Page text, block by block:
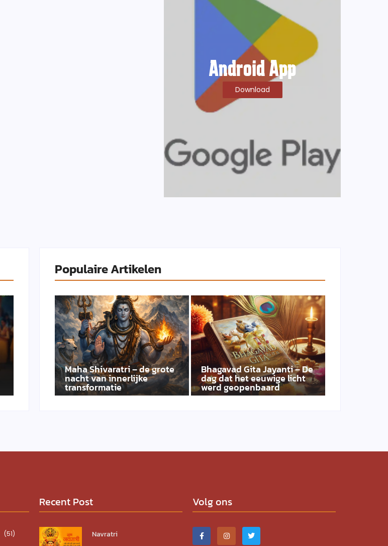
Android App
Download
Populaire Artikelen
Maha Shivaratri – de grote
nacht van innerlijke
transformatie
Bhagavad Gita Jayanti – De
dag dat het eeuwige licht
werd geopenbaard
(51)
Recent Post
Navratri
Volg ons